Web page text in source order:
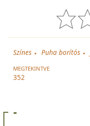
Színes Puha borítós
MEGTEKINTVE
352
-